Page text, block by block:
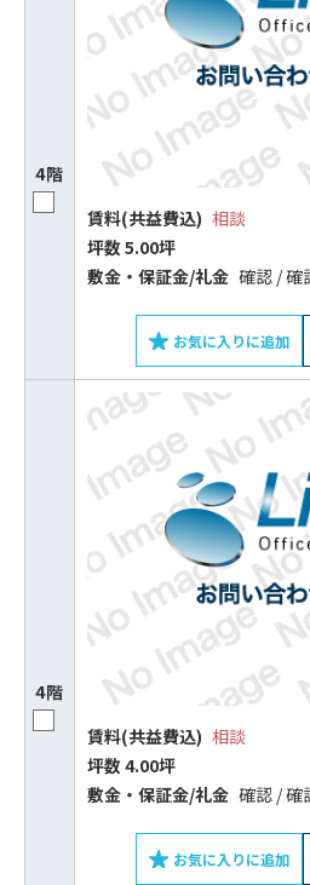
4階
賃料(共益費込) 相談
坪数 5.00坪
敷⾦‧保証⾦/礼⾦ 確認 / 確
お気に入りに追加
4階
賃料(共益費込) 相談
坪数 4.00坪
敷⾦‧保証⾦/礼⾦ 確認 / 確
お気に入りに追加